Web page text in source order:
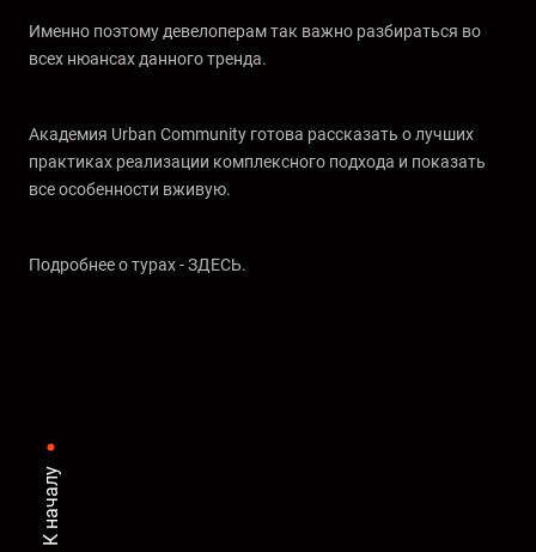
Именно поэтому девелоперам так важно разбираться во
всех нюансах данного тренда.
Академия Urban Community готова рассказать о лучших
практиках реализации комплексного подхода и показать
все особенности вживую.
Подробнее о турах -ЗДЕСЬ.
К началу